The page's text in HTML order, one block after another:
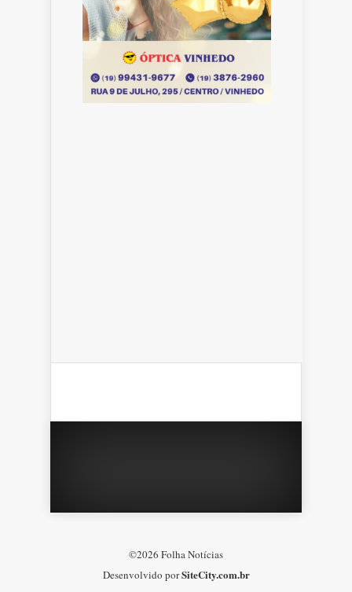
©2026 Folha Notícias
Desenvolvido porSiteCity.com.br